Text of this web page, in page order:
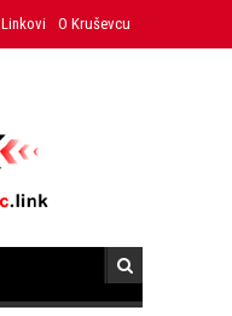
Linkovi O Kruševcu